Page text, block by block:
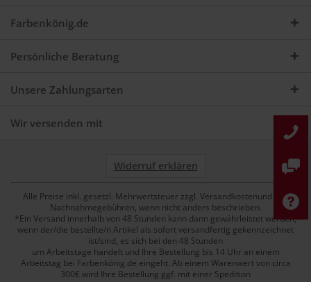
Farbenkönig.de
Persönliche Beratung
Unsere Zahlungsarten
Wir versenden mit
Widerruf erklären
Alle Preise inkl. gesetzl. Mehrwertsteuer zzgl. Versandkostenund ggf.
Nachnahmegebühren, wenn nicht anders beschrieben.
*Ein Versand innerhalb von 48 Stunden kann dann gewährleistet werden,
wenn der/die bestellte/n Artikel als sofort versandfertig gekennzeichnet
ist/sind, es sich bei den 48 Stunden
um Arbeitstage handelt und Ihre Bestellung bis 14 Uhr an einem
Arbeitstag bei Farbenkönig.de eingeht. Ab einem Warenwert von circa
300€ wird Ihre Bestellung ggf. mit einer Spedition